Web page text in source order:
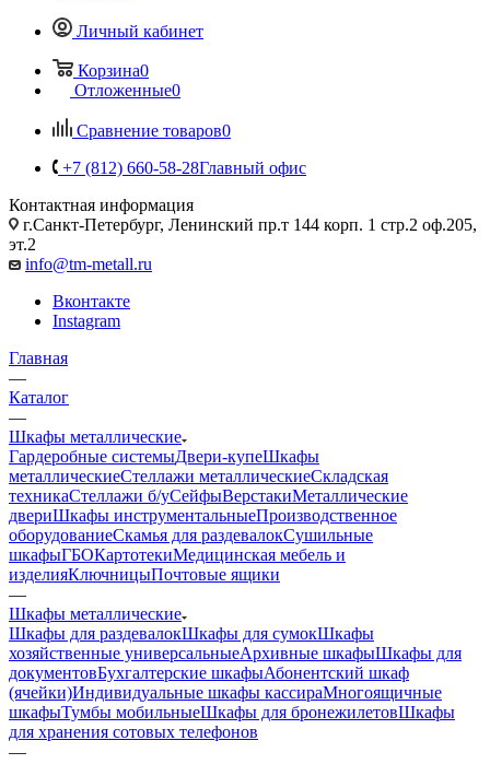
Личный кабинет
Корзина0
Отложенные0
Сравнение товаров0
+7 (812) 660-58-28Главный офис
Контактная информация
г.Санкт-Петербург, Ленинский пр.т 144 корп. 1 стр.2 оф.205,
эт.2
info@tm-metall.ru
Вконтакте
Instagram
Главная
—
Каталог
—
Шкафы металлические
Гардеробные системыДвери-купеШкафы
металлическиеСтеллажи металлическиеСкладская
техникаСтеллажи б/уСейфыВерстакиМеталлические
двериШкафы инструментальныеПроизводственное
оборудованиеСкамья для раздевалокСушильные
шкафыГБОКартотекиМедицинская мебель и
изделияКлючницыПочтовые ящики
—
Шкафы металлические
Шкафы для раздевалокШкафы для сумокШкафы
хозяйственные универсальныеАрхивные шкафыШкафы для
документовБухгалтерские шкафыАбонентский шкаф
(ячейки)Индивидуальные шкафы кассираМногоящичные
шкафыТумбы мобильныеШкафы для бронежилетовШкафы
для хранения сотовых телефонов
—